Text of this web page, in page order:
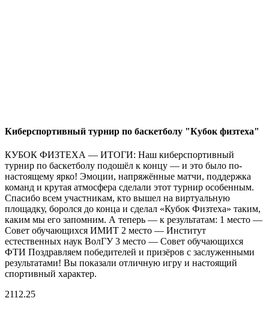
Киберспортивный турнир по баскетболу "Кубок физтеха"
КУБОК ФИЗТЕХА — ИТОГИ: Наш киберспортивный
турнир по баскетболу подошёл к концу — и это было по-
настоящему ярко! Эмоции, напряжённые матчи, поддержка
команд и крутая атмосфера сделали этот турнир особенным.
Спасибо всем участникам, кто вышел на виртуальную
площадку, боролся до конца и сделал «Кубок Физтеха» таким,
каким мы его запомним. А теперь — к результатам: 1 место —
Совет обучающихся ИМИТ 2 место — Институт
естественных наук ВолГУ 3 место — Совет обучающихся
ФТИ Поздравляем победителей и призёров с заслуженными
результатами! Вы показали отличную игру и настоящий
спортивный характер.
2112.25